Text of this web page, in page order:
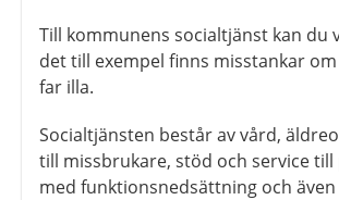
Till kommunens socialtjänst kan du
det till exempel finns misstankar
far illa.
Socialtjänsten består av vård,
till missbrukare, stöd och service
med funktionsnedsättning och